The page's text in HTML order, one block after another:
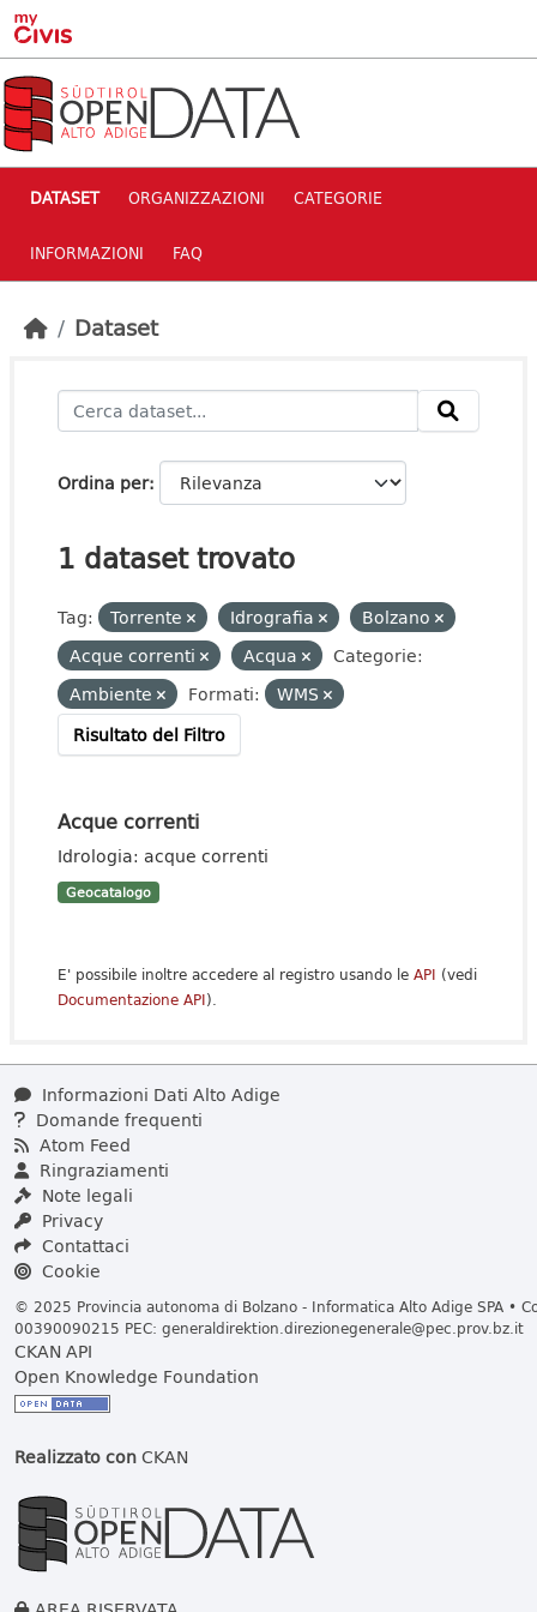
Skip to main content
DATASET ORGANIZZAZIONI CATEGORIE
INFORMAZIONI FAQ
Dataset
Ordina per
1 dataset trovato
Tag: Torrente Idrografia
Bolzano
Acque correnti
Acqua
Categorie:
Ambiente
Formati:
WMS
Risultato del Filtro
Acque correnti
Idrologia: acque correnti
Geocatalogo
E' possibile inoltre accedere al registro usando le API (vedi
Documentazione API).
Informazioni Dati Alto Adige
Domande frequenti
Atom Feed
Ringraziamenti
Note legali
Privacy
Contattaci
Cookie
© 2025 Provincia autonoma di Bolzano - Informatica Alto Adige SPA •
00390090215 PEC: generaldirektion.direzionegenerale@pec.prov.bz.it
CKAN API
Open Knowledge Foundation
Realizzato conCKAN